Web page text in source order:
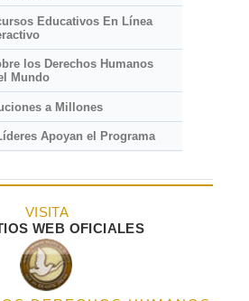
Educativos En Línea
los Derechos Humanos
Mundo
a Millones
Apoyan el Programa
VISITA
WEB OFICIALES